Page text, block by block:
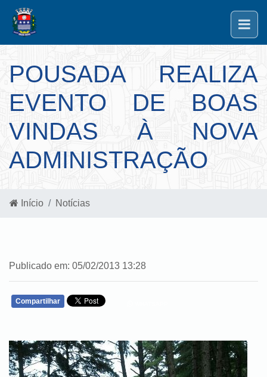
POUSADA REALIZA
EVENTO DE BOAS
VINDAS À NOVA
ADMINISTRAÇÃO
Início Notícias
Publicado em: 05/02/2013 13:28
Compartilhar